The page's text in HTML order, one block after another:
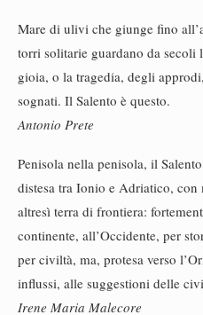
Mare di ulivi che giunge fino
torri solitarie guardano da secoli
gioia, o la tragedia, degli
sognati. Il Salento è questo.
Antonio Prete
Penisola nella penisola, il
distesa tra Ionio e Adriatico,
altresì terra di frontiera:
continente, all’Occidente, per
per civiltà, ma, protesa verso
influssi, alle suggestioni delle
Irene Maria Malecore